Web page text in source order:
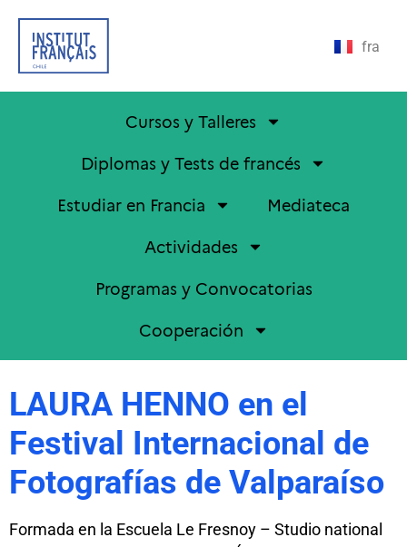
fra
Cursos y Talleres
Diplomas y Tests de francés
Estudiar en Francia
Mediateca
Actividades
Programas y Convocatorias
Cooperación
LAURA HENNO en el
Festival Internacional de
Fotografías de Valparaíso
Formada en la Escuela Le Fresnoy – Studio national